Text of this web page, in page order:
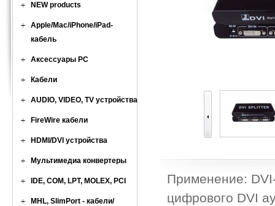
NEW products
Apple/Mac/iPhone/iPad-
кабель
Аксессуары PC
Кабели
AUDIO, VIDEO, TV устройства
FireWire кабели
HDMI/DVI устройства
Мультимедиа конвертеры
IDE, COM, LPT, MOLEX, PCI
MHL, SlimPort - кабели/
Применение:
цифрового DVI